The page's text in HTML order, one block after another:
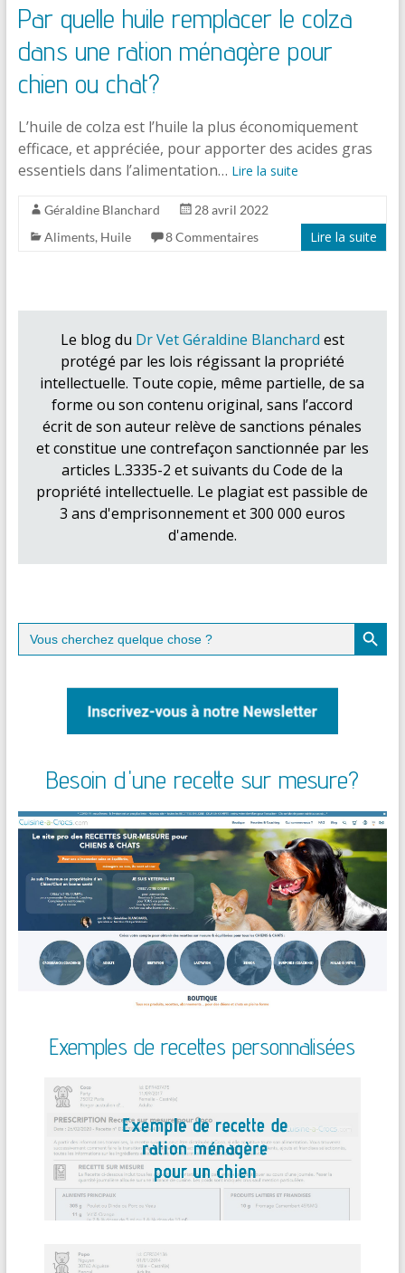
Par quelle huile remplacer le colza
dans une ration ménagère pour
chien ou chat?
L’huile de colza est l’huile la plus économiquement
efficace, et appréciée, pour apporter des acides gras
essentiels dans l’alimentation… Lire la suite
Géraldine Blanchard
28 avril 2022
Aliments, Huile 8 Commentaires Lire la suite
Le blog du Dr Vet Géraldine Blanchard est
protégé par les lois régissant la propriété
intellectuelle. Toute copie, même partielle, de sa
forme ou son contenu original, sans l’accord
écrit de son auteur relève de sanctions pénales
et constitue une contrefaçon sanctionnée par les
articles L.3335-2 et suivants du Code de la
propriété intellectuelle. Le plagiat est passible de
3 ans d'emprisonnement et 300 000 euros
d'amende.
Search
for:
Search Button
Besoin d'une recette sur mesure?
Exemples de recettes personnalisées